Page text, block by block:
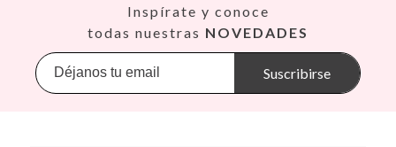
Banwood
BIBS
Inspírate y conoce
todas nuestras NOVEDADES
Suscribirse